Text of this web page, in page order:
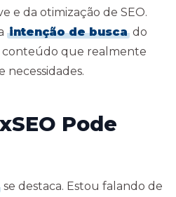
e da otimização de SEO.
intenção de busca do
conteúdo que realmente
necessidades.
Pode
se destaca. Estou falando de